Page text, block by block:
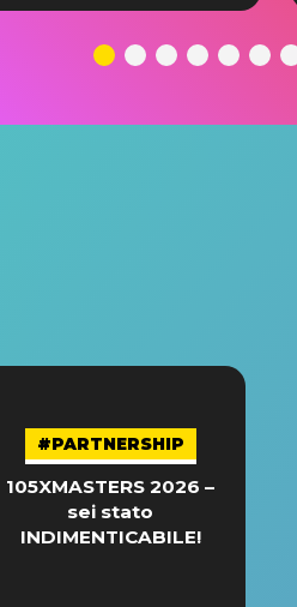
#PARTNERSHIP
105XMASTERS 2026 –
sei stato
INDIMENTICABILE!